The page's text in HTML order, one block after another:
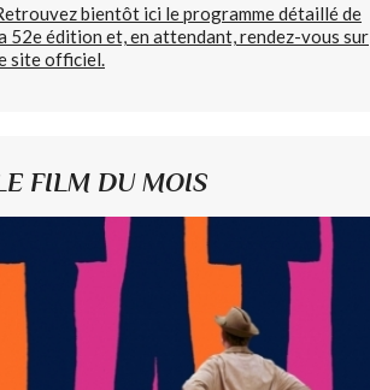
bientôt ici le programme détaillé de
52e édition et, en attendant, rendez-vous sur
site officiel.
FILM DU MOIS